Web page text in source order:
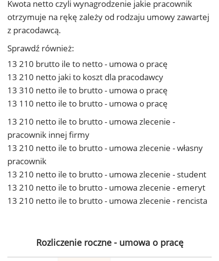
Kwota netto czyli wynagrodzenie jakie pracownik
otrzymuje na rękę zależy od rodzaju umowy zawartej
z pracodawcą.
Sprawdź również:
13 210 brutto ile to netto - umowa o pracę
13 210 netto jaki to koszt dla pracodawcy
13 310 netto ile to brutto - umowa o pracę
13 110 netto ile to brutto - umowa o pracę
13 210 netto ile to brutto - umowa zlecenie -
pracownik innej firmy
13 210 netto ile to brutto - umowa zlecenie - własny
pracownik
13 210 netto ile to brutto - umowa zlecenie - student
13 210 netto ile to brutto - umowa zlecenie - emeryt
13 210 netto ile to brutto - umowa zlecenie - rencista
Rozliczenie roczne - umowa o pracę